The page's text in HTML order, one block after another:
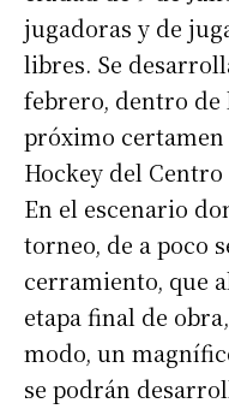
jugadoras y de
libres. Se
febrero, dentro de
próximo certamen
Hockey del
En el escenario
torneo, de a poco
cerramiento, que
etapa final de
modo, un
se podrán